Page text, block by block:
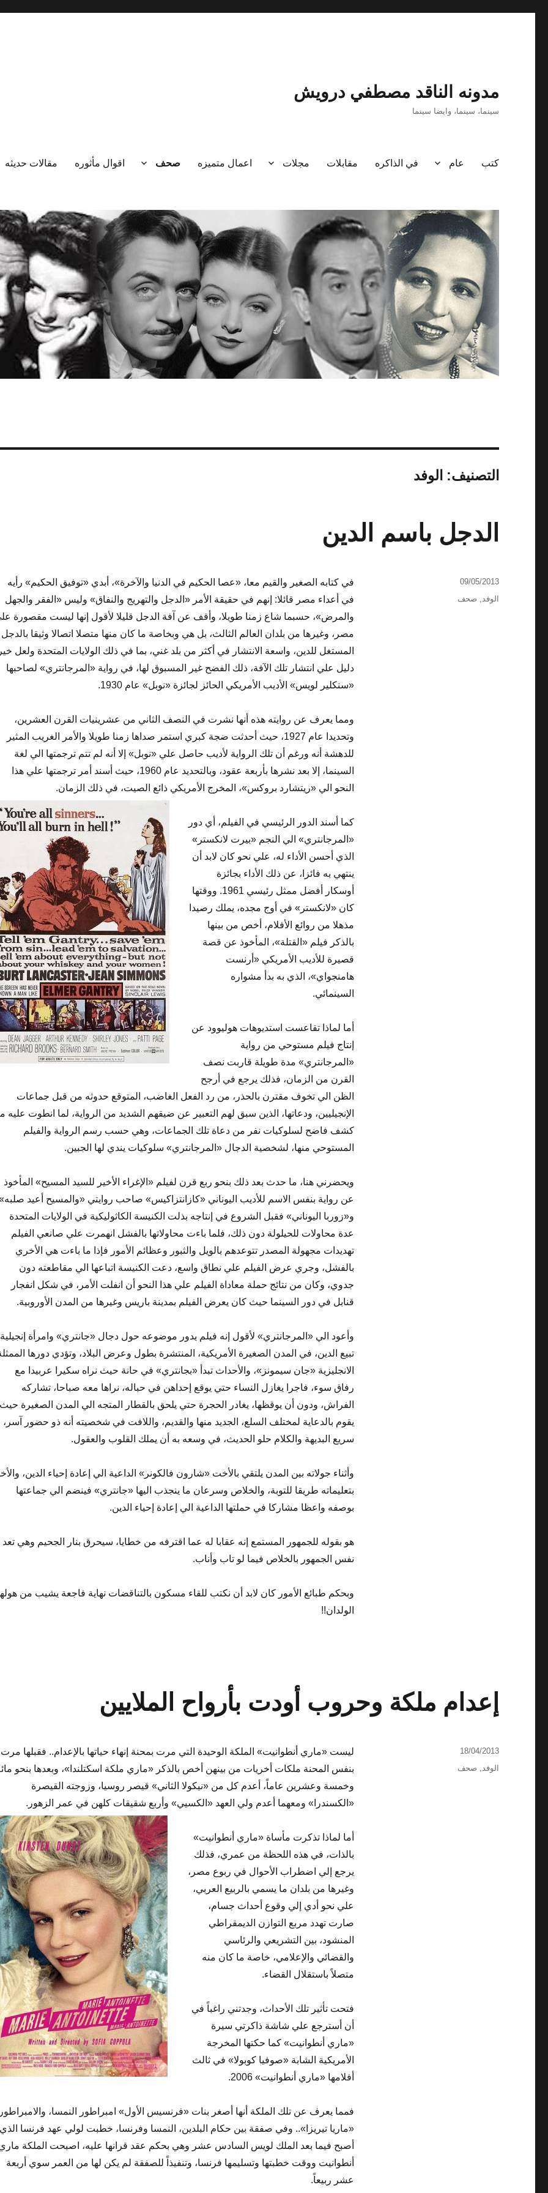
مدونه الناقد مصطفي درويش
سينما، سينما، وايضا سينما
كتب عام في الذاكره مقابلات مجلات اعمال متميزه صحف اقوال مأثوره مقالات حديثه
التصنيف: الوفد
الدجل باسم الدين
في كتابه الصغير والقيم معا، «عصا الحكيم في الدنيا والآخرة»، أبدي «توفيق الحكيم» رأيه
في أعداء مصر قائلا: إنهم في حقيقة الأمر «الدجل والتهريج والنفاق» وليس «الفقر والجهل
والمرض»، حسبما شاع زمنا طويلا، وأقف عن آفة الدجل قليلا لأقول إنها ليست مقصورة
مصر، وغيرها من بلدان العالم الثالث، بل هي وبخاصة ما كان منها متصلا اتصالا وثيقا بالدجل
المستغل للدين، واسعة الانتشار في أكثر من بلد غني، بما في ذلك الولايات المتحدة ولعل
دليل علي انتشار تلك الآفة، ذلك الفضح غير المسبوق لها، في رواية «المرجانتري» لصاحبها
«سنكلير لويس» الأديب الأمريكي الحائز لجائزة «نوبل» عام 1930.
ومما يعرف عن روايته هذه أنها نشرت في النصف الثاني من عشرينيات القرن العشرين،
وتحديدا عام 1927، حيث أحدثت ضجة كبري استمر صداها زمنا طويلا والأمر الغريب المثير
للدهشة أنه ورغم أن تلك الرواية لأديب حاصل علي «نوبل» إلا أنه لم تتم ترجمتها الي لغة
السينما، إلا بعد نشرها بأربعة عقود، وبالتحديد عام 1960، حيث أسند أمر ترجمتها علي هذا
النحو الي «ريتشارد بروكس»، المخرج الأمريكي ذائع الصيت، في ذلك الزمان.
كما أسند الدور الرئيسي في الفيلم، أي دور
«المرجانتري» الي النجم «بيرت لانكستر»
الذي أحسن الأداء له، علي نحو كان لابد أن
ينتهي به فائزا، عن ذلك الأداء بجائزة
أوسكار أفضل ممثل رئيسي 1961. ووقتها
كان «لانكستر» في أوج مجده، يملك رصيدا
مذهلا من روائع الأفلام، أخص من بينها
بالذكر فيلم «القتلة»، المأخوذ عن قصة
قصيرة للأديب الأمريكي «أرنست
هامنجواي»، الذي به بدأ مشواره
السينمائي.
أما لماذا تقاعست استديوهات هوليوود عن
إنتاج فيلم مستوحي من رواية
«المرجانتري» مدة طويلة قاربت نصف
القرن من الزمان، فذلك يرجع في أرجح
الظن الي تخوف مقترن بالحذر، من رد الفعل الغاضب، المتوقع حدوثه من قبل جماعات
الإنجيليين، ودعاتها، الذين سبق لهم التعبير عن ضيقهم الشديد من الرواية، لما انطوت عليه
كشف فاضح لسلوكيات نفر من دعاة تلك الجماعات، وهي حسب رسم الرواية والفيلم
المستوحي منها، لشخصية الدجال «المرجانتري» سلوكيات يندي لها الجبين.
ويحضرني هنا، ما حدث بعد ذلك بنحو ربع قرن لفيلم «الإغراء الأخير للسيد المسيح» المأخوذ
عن رواية بنفس الاسم للأديب اليوناني «كازانتزاكيس» صاحب روايتي «والمسيح أعيد
و«زوربا اليوناني» فقبل الشروع في إنتاجه بذلت الكنيسة الكاثوليكية في الولايات المتحدة
عدة محاولات للحيلولة دون ذلك، فلما باءت محاولاتها بالفشل انهمرت علي صانعي الفيلم
تهديدات مجهولة المصدر تتوعدهم بالويل والثبور وعظائم الأمور فإذا ما باءت هي الأخري
بالفشل، وجري عرض الفيلم علي نطاق واسع، دعت الكنيسة اتباعها الي مقاطعته دون
جدوي، وكان من نتائج حملة معاداة الفيلم علي هذا النحو أن انفلت الأمر، في شكل انفجار
قنابل في دور السينما حيث كان يعرض الفيلم بمدينة باريس وغيرها من المدن الأوروبية.
وأعود الي «المرجانتري» لأقول إنه فيلم يدور موضوعه حول دجال «جانتري» وامرأة إنجيلية
تبيع الدين، في المدن الصغيرة الأمريكية، المنتشرة بطول وعرض البلاد، وتؤدي دورها
الانجليزية «جان سيمونز»، والأحداث تبدأ «بجانتري» في حانة حيث نراه سكيرا عربيدا مع
رفاق سوء، فاجرا يغازل النساء حتي يوقع إحداهن في حباله، نراها معه صباحا، تشاركه
الفراش، ودون أن يوقظها، يغادر الحجرة حتي يلحق بالقطار المتجه الي المدن الصغيرة حيث
يقوم بالدعاية لمختلف السلع، الجديد منها والقديم، واللافت في شخصيته أنه ذو حضور آسر،
سريع البديهة والكلام حلو الحديث، في وسعه به أن يملك القلوب والعقول.
وأثناء جولاته بين المدن يلتقي بالأخت «شارون فالكونر» الداعية الي إعادة إحياء الدين،
بتعليماته طريقا للتوبة، والخلاص وسرعان ما ينجذب اليها «جانتري» فينضم الي جماعتها
بوصفه واعظا مشاركا في حملتها الداعية الي إعادة إحياء الدين.
هو بقوله للجمهور المستمع إنه عقابا له عما اقترفه من خطايا، سيحرق بنار الجحيم وهي تعد
نفس الجمهور بالخلاص فيما لو تاب وأناب.
وبحكم طبائع الأمور كان لابد أن نكتب للقاء مسكون بالتناقضات نهاية فاجعة يشيب من
الولدان!!
نُشرت
في
09/05/2013
التصنيفات
الوفد, صحف
إعدام ملكة وحروب أودت بأرواح الملايين
ليست «ماري أنطوانيت» الملكة الوحيدة التي مرت بمحنة إنهاء حياتها بالإعدام.. فقبلها مرت
بنفس المحنة ملكات أخريات من بينهن أخص بالذكر «ماري ملكة اسكتلندا»، وبعدها بنحو
وخمسة وعشرين عاماً، أعدم كل من «نيكولا الثاني» قيصر روسيا، وزوجته القيصرة
«الكسندرا» ومعهما أعدم ولي العهد «الكسيي» وأربع شقيقات كلهن في عمر الزهور.
أما لماذا تذكرت مأساة «ماري أنطوانيت»
بالذات، في هذه اللحظة من عمري، فذلك
يرجع إلي اضطراب الأحوال في ربوع مصر،
وغيرها من بلدان ما يسمي بالربيع العربي،
علي نحو أدي إلي وقوع أحداث جسام،
صارت تهدد مربع التوازن الديمقراطي
المنشود، بين التشريعي والرئاسي
والقضائي والإعلامي، خاصة ما كان منه
متصلاً باستقلال القضاء.
فتحت تأثير تلك الأحداث، وجدتني راغباً في
أن أسترجع علي شاشة ذاكرتي سيرة
«ماري أنطوانيت» كما حكتها المخرجة
الأمريكية الشابة «صوفيا كوبولا» في ثالث
أفلامها «ماري أنطوانيت» 2006.
فمما يعرف عن تلك الملكة أنها أصغر بنات «فرنسيس الأول» امبراطور النمسا،
«ماريا تيريزا».. وفي صفقة بين حكام البلدين، النمسا وفرنسا، خطبت لولي عهد فرنسا الذي
أصبح فيما بعد الملك لويس السادس عشر وهي بحكم عقد قرانها عليه، اصبحت الملكة
أنطوانيت ووقت خطبتها وتسليمها فرنسا، وتنفيذاً للصفقة لم يكن لها من العمر سوي أربعة
عشر ربيعاً.
نُشرت
في
18/04/2013
التصنيفات
الوفد, صحف